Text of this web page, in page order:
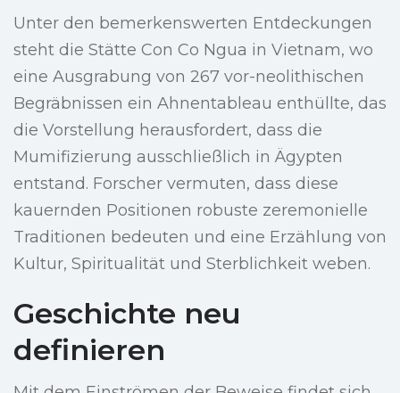
Unter den bemerkenswerten Entdeckungen
steht die Stätte Con Co Ngua in Vietnam, wo
eine Ausgrabung von 267 vor-neolithischen
Begräbnissen ein Ahnentableau enthüllte, das
die Vorstellung herausfordert, dass die
Mumifizierung ausschließlich in Ägypten
entstand. Forscher vermuten, dass diese
kauernden Positionen robuste zeremonielle
Traditionen bedeuten und eine Erzählung von
Kultur, Spiritualität und Sterblichkeit weben.
Geschichte neu
definieren